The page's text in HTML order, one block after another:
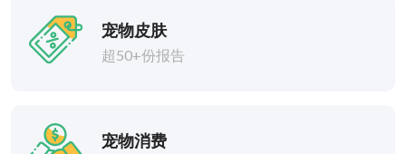
宠物皮肤
超50+份报告
宠物消费